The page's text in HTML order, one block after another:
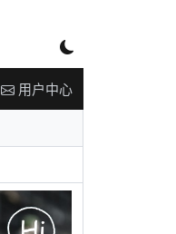
用户中心